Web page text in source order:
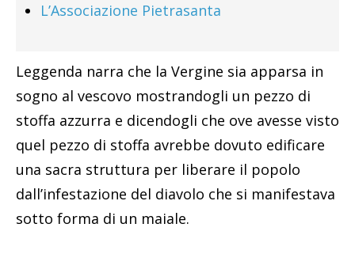
L’Associazione Pietrasanta
Leggenda narra che la Vergine sia apparsa in
sogno al vescovo mostrandogli un pezzo di
stoffa azzurra e dicendogli che ove avesse visto
quel pezzo di stoffa avrebbe dovuto edificare
una sacra struttura per liberare il popolo
dall’infestazione del diavolo che si manifestava
sotto forma di un maiale.